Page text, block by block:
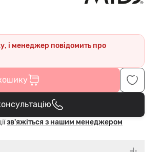
і менеджер повідомить про
зв'яжіться з нашим менеджером